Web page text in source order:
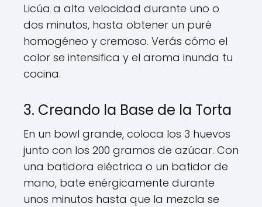
Licúa a alta velocidad durante uno o
dos minutos, hasta obtener un puré
homogéneo y cremoso. Verás cómo el
color se intensifica y el aroma inunda tu
cocina.
3. Creando la Base de la Torta
En un bowl grande, coloca los 3 huevos
junto con los 200 gramos de azúcar. Con
una batidora eléctrica o un batidor de
mano, bate enérgicamente durante
unos minutos hasta que la mezcla se